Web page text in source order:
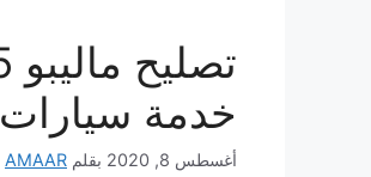
خدمة سيارات
أغسطس 8, 2020 بقلم AMAAR